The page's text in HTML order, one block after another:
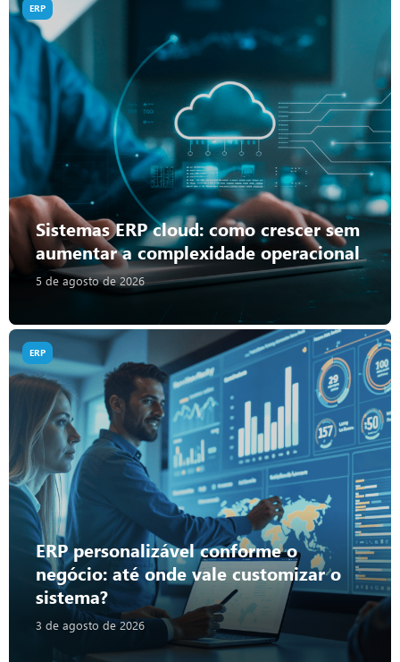
Sistemas ERP cloud: como crescer sem
aumentar a complexidade operacional
5 de agosto de 2026
ERP
ERP personalizável conforme o
negócio: até onde vale customizar o
sistema?
3 de agosto de 2026
ERP